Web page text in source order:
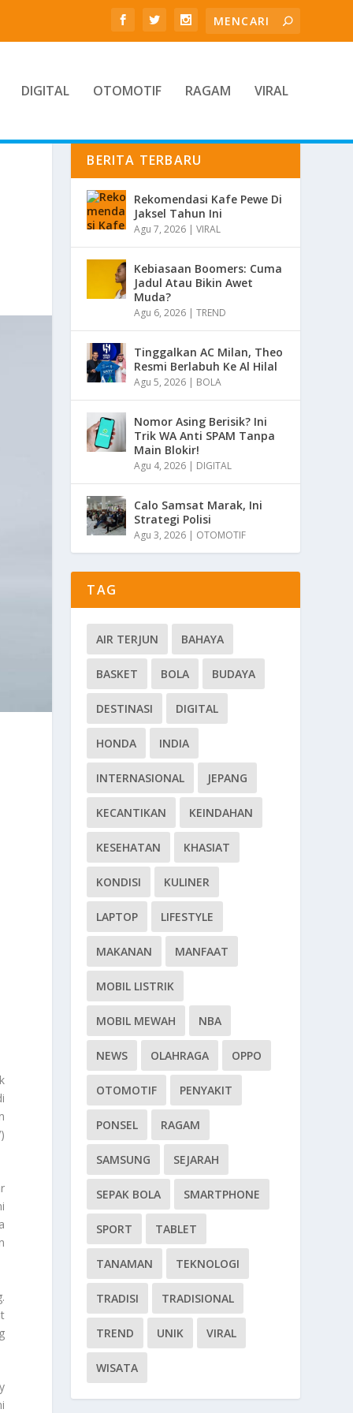
DIGITAL OTOMOTIF RAGAM VIRAL
BERITA TERBARU
Rekomendasi Kafe Pewe Di
Jaksel Tahun Ini
Agu 7, 2026 |VIRAL
Kebiasaan Boomers: Cuma
Jadul Atau Bikin Awet
Muda?
Agu 6, 2026 |TREND
Tinggalkan AC Milan, Theo
Resmi Berlabuh Ke Al Hilal
Agu 5, 2026 | BOLA
Nomor Asing Berisik? Ini
Trik WA Anti SPAM Tanpa
Main Blokir!
Agu 4, 2026 | DIGITAL
Calo Samsat Marak, Ini
Strategi Polisi
Agu 3, 2026 | OTOMOTIF
TAG
AIR TERJUN BAHAYA
BASKET BOLA BUDAYA
DESTINASI DIGITAL
HONDA INDIA
INTERNASIONAL JEPANG
KECANTIKAN KEINDAHAN
KESEHATAN KHASIAT
KONDISI KULINER
LAPTOP LIFESTYLE
MAKANAN MANFAAT
MOBIL LISTRIK
MOBIL MEWAH NBA
NEWS OLAHRAGA OPPO
OTOMOTIF PENYAKIT
PONSEL RAGAM
SAMSUNG SEJARAH
SEPAK BOLA SMARTPHONE
SPORT TABLET
TANAMAN TEKNOLOGI
TRADISI TRADISIONAL
TREND UNIK VIRAL
WISATA